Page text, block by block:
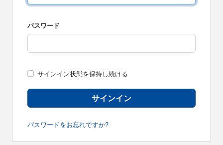
パスワード
サインイン状態を保持し続ける
パスワードをお忘れですか?
サインイン